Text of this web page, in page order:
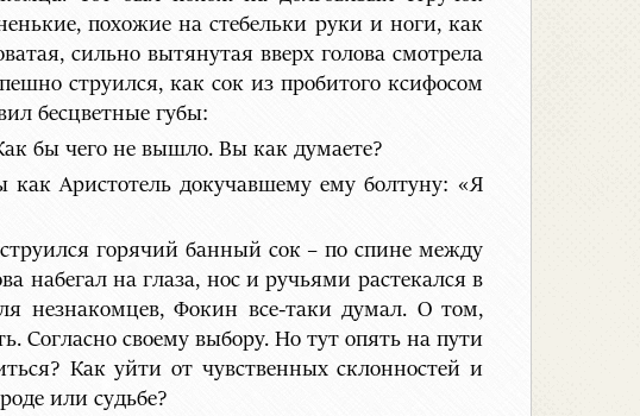
похожие на стебельки руки и ноги, как
сильно вытянутая вверх голова смотрела
струился, как сок из пробитого ксифосом
бесцветные губы:
бы чего не вышло. Вы как думаете?
Аристотель докучавшему ему болтуну: «Я
горячий банный сок – по спине между
набегал на глаза, нос и ручьями растекался в
незнакомцев, Фокин все-таки думал. О том,
Согласно своему выбору. Но тут опять на пути
Как уйти от чувственных склонностей и
или судьбе?